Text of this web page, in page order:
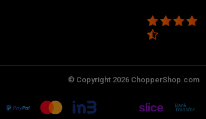
© Copyright 2026 ChopperShop.com